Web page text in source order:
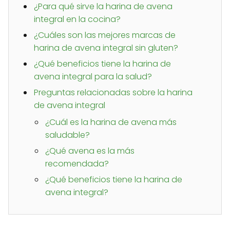
¿Para qué sirve la harina de avena
integral en la cocina?
¿Cuáles son las mejores marcas de
harina de avena integral sin gluten?
¿Qué beneficios tiene la harina de
avena integral para la salud?
Preguntas relacionadas sobre la harina
de avena integral
¿Cuál es la harina de avena más
saludable?
¿Qué avena es la más
recomendada?
¿Qué beneficios tiene la harina de
avena integral?